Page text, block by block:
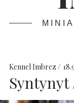
Kennel Imbrez
Syntynyt